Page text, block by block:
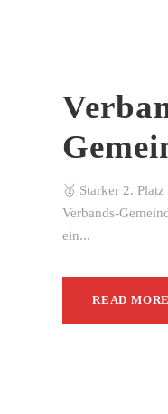
🥈 Starker 2.
Verbands-
ein...
READ MORE